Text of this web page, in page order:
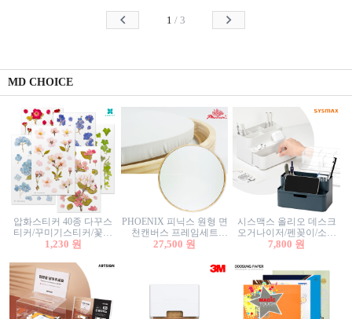
함/소화기거치대/소화기
1 / 3
MD CHOICE
압화스티커 40종 다꾸스
티커/꾸미기스티커/꽃스
티커/압화꽃책갈피/팬시
1,230 원
PHOENIX 피닉스 원형 면
천캔버스 프레임세트
30cm/원형캔버스/플로팅
27,500 원
시스맥스 올리오 데스크
오거나이저/펜꽂이/소품
꽂이/소품함/정리함/수납
7,800 원